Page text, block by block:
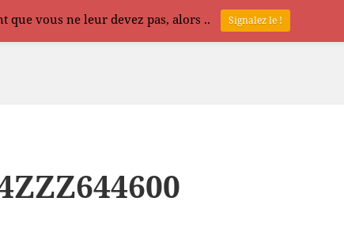
que vous ne leur devez pas, alors .. Signalez le !